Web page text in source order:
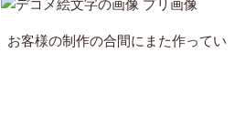
お客様の制作の合間にまた作ってい